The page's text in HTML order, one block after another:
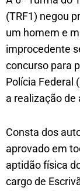
(TRF1) negou
um homem e
improcedente
concurso para
Polícia Federal
a realização de
Consta dos
aprovado em
aptidão física
cargo de